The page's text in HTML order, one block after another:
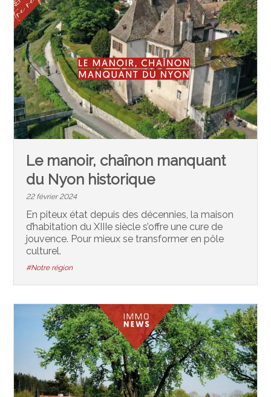
Le manoir, chaînon manquant
du Nyon historique
22 février 2024
En piteux état depuis des décennies, la maison
d’habitation du XIIIe siècle s’offre une cure de
jouvence. Pour mieux se transformer en pôle
culturel.
#Notre région